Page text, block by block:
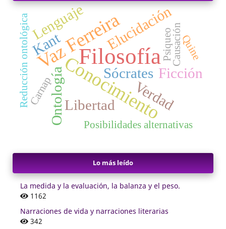
Filosofía
Conocimiento
Vaz Ferreira
Ontología
Kant
Sócrates
Verdad
Elucidación
Ficción
Lenguaje
Libertad
Reducción ontológica
Posibilidades alternativas
Causación
Carnap
Psiqueo Quine
Lo más leído
La medida y la evaluación, la balanza y el peso.
1162
Narraciones de vida y narraciones literarias
342